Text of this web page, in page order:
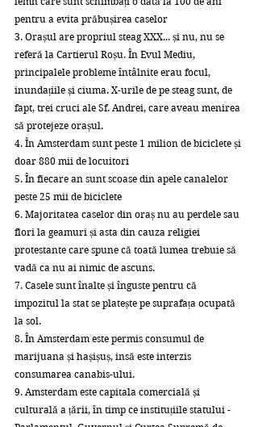
pentru a evita prăbușirea caselor
3. Orașul are propriul steag XXX... și nu, nu se
referă la Cartierul Roșu. În Evul Mediu,
principalele probleme întâlnite erau focul,
inundațiile și ciuma. X-urile de pe steag sunt, de
fapt, trei cruci ale Sf. Andrei, care aveau menirea
să protejeze orașul.
4. În Amsterdam sunt peste 1 milion de biciclete și
doar 880 mii de locuitori
5. În fiecare an sunt scoase din apele canalelor
peste 25 mii de biciclete
6. Majoritatea caselor din oraș nu au perdele sau
flori la geamuri și asta din cauza religiei
protestante care spune că toată lumea trebuie să
vadă ca nu ai nimic de ascuns.
7. Casele sunt înalte și înguste pentru că
impozitul la stat se platește pe suprafața ocupată
la sol.
8. În Amsterdam este permis consumul de
marijuana și hașișuș, insă este interzis
consumarea canabis-ului.
9. Amsterdam este capitala comercială și
culturală a țării, în timp ce instituțiile statului -